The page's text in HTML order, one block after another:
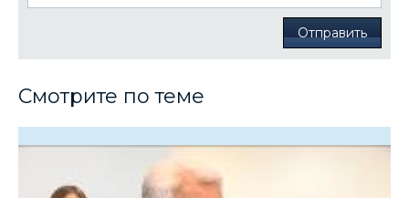
Отправить
Смотрите по теме